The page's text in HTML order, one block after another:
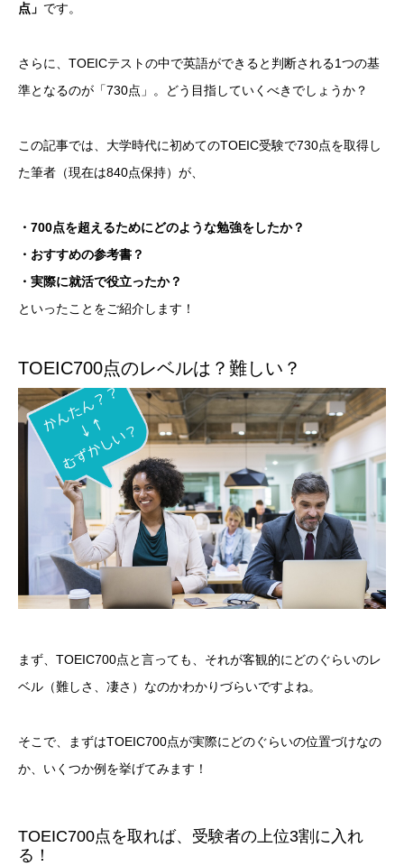
点」 です。
さらに、TOEICテストの中で英語ができると判断される1つの基
準となるのが「730点」。どう目指していくべきでしょうか？
この記事では、大学時代に初めてのTOEIC受験で730点を取得し
た筆者（現在は840点保持）が、
・700点を超えるためにどのような勉強をしたか？
・おすすめの参考書？
・実際に就活で役立ったか？
といったことをご紹介します！
TOEIC700点のレベルは？難しい？
まず、TOEIC700点と言っても、それが客観的にどのぐらいのレ
ベル（難しさ、凄さ）なのかわかりづらいですよね。
そこで、まずはTOEIC700点が実際にどのぐらいの位置づけなの
か、いくつか例を挙げてみます！
TOEIC700点を取れば、受験者の上位3割に入れ
る！